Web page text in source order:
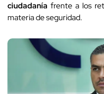
ciudadanía frente a los
materia de seguridad.